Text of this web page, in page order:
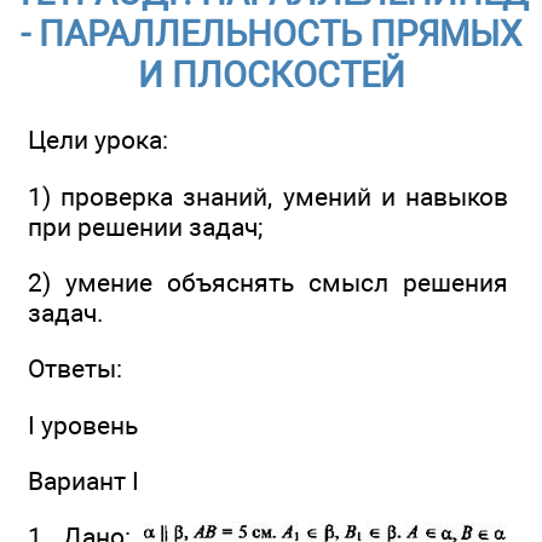
- ПАРАЛЛЕЛЬНОСТЬ ПРЯМЫХ
И ПЛОСКОСТЕЙ
Цели урока:
1) проверка знаний, умений и навыков
при решении задач;
2) умение объяснять смысл решения
задач.
Ответы:
I уровень
Вариант I